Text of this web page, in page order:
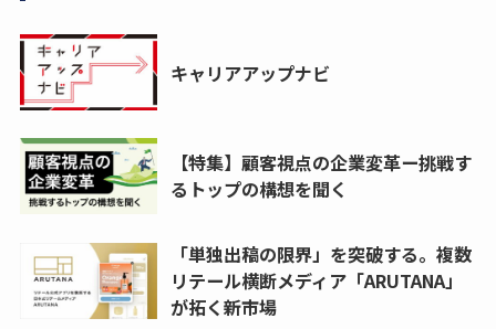
キャリアアップナビ
【特集】顧客視点の企業変革ー挑戦す
るトップの構想を聞く
「単独出稿の限界」を突破する。複数
リテール横断メディア「ARUTANA」
が拓く新市場